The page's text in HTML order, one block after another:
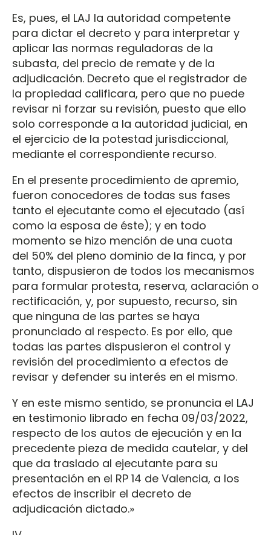
Es, pues, el LAJ la autoridad competente
para dictar el decreto y para interpretar y
aplicar las normas reguladoras de la
subasta, del precio de remate y de la
adjudicación. Decreto que el registrador de
la propiedad calificara, pero que no puede
revisar ni forzar su revisión, puesto que ello
solo corresponde a la autoridad judicial, en
el ejercicio de la potestad jurisdiccional,
mediante el correspondiente recurso.
En el presente procedimiento de apremio,
fueron conocedores de todas sus fases
tanto el ejecutante como el ejecutado (así
como la esposa de éste); y en todo
momento se hizo mención de una cuota
del 50% del pleno dominio de la finca, y por
tanto, dispusieron de todos los mecanismos
para formular protesta, reserva, aclaración o
rectificación, y, por supuesto, recurso, sin
que ninguna de las partes se haya
pronunciado al respecto. Es por ello, que
todas las partes dispusieron el control y
revisión del procedimiento a efectos de
revisar y defender su interés en el mismo.
Y en este mismo sentido, se pronuncia el LAJ
en testimonio librado en fecha 09/03/2022,
respecto de los autos de ejecución y en la
precedente pieza de medida cautelar, y del
que da traslado al ejecutante para su
presentación en el RP 14 de Valencia, a los
efectos de inscribir el decreto de
adjudicación dictado.»